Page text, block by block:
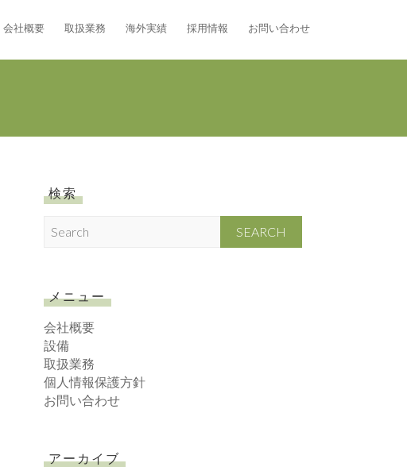
会社概要 取扱業務 海外実績 採用情報 お問い合わせ
検索
cメニュー
会社概要
設備
取扱業務
個人情報保護方針
お問い合わせ
アーカイブ